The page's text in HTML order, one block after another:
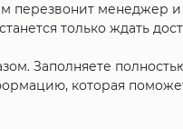
перезвонит менеджер и
только ждать
Заполняете
которая